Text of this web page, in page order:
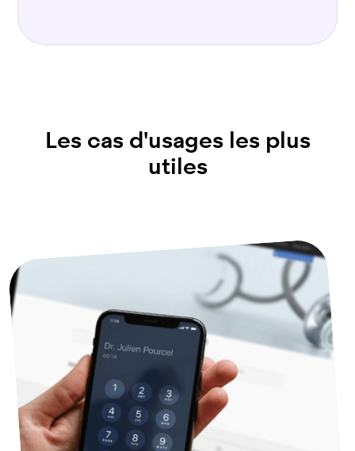
Les cas d'usages les plus
utiles